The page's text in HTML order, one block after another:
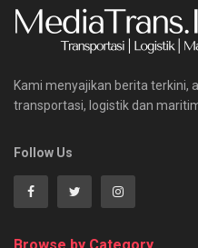
Kami menyajikan berita terkini,
transportasi, logistik dan
Follow Us
Browse by Category